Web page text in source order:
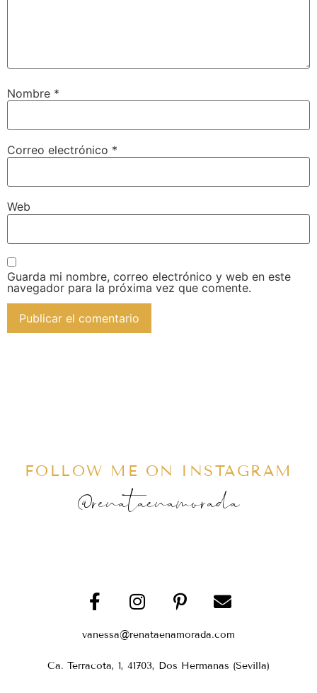
Nombre *
Correo electrónico *
Web
Guarda mi nombre, correo electrónico y web en este
navegador para la próxima vez que comente.
FOLLOW ME ON INSTAGRAM
@renataenamorada
vanessa@renataenamorada.com
Ca. Terracota, 1, 41703, Dos Hermanas (Sevilla)